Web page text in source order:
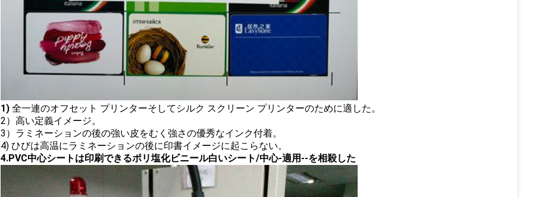
1) 全一連のオフセット プリンターそしてシルク スクリーン プリンターのために適した。
2）高い定義イメージ。
3）ラミネーションの後の強い皮をむく強さの優秀なインク付着。
4) ひびは高温にラミネーションの後に印書イメージに起こらない。
4.PVC中心シートは印刷できるポリ塩化ビニール白いシート/中心-適用--を相殺した